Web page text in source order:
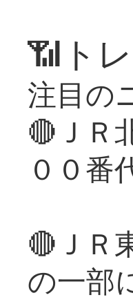
📶ト
注目の
🔴ＪＲ
００番
🔴ＪＲ
の一部